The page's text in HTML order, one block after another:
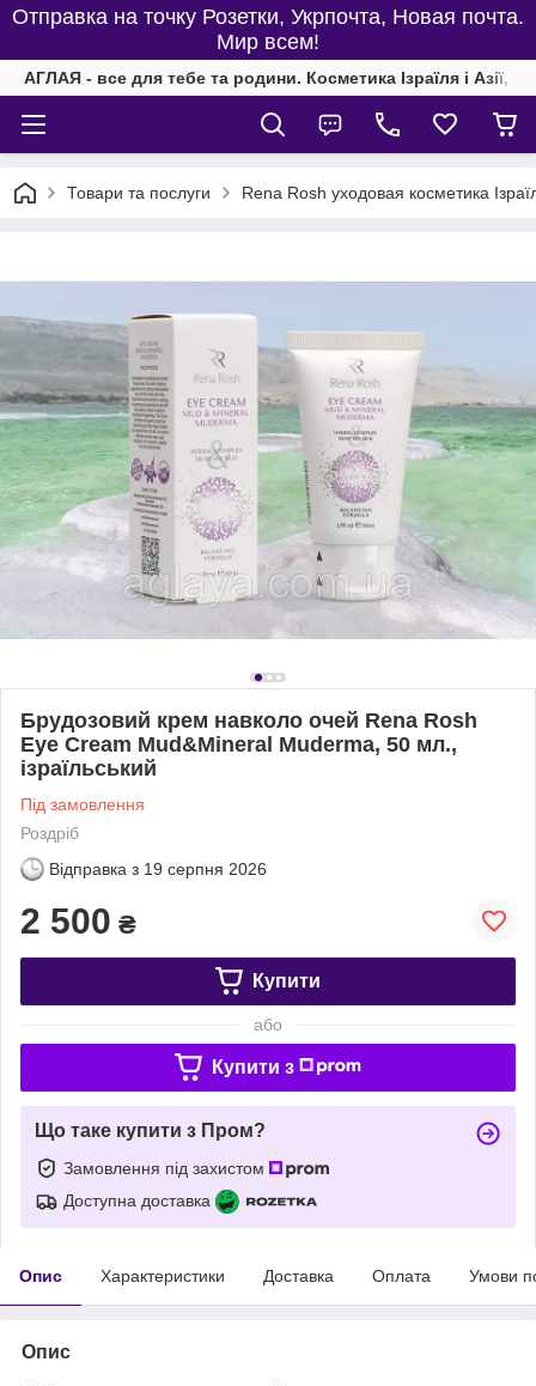
Отправка на точку Розетки, Укрпочта, Новая почта.
Мир всем!
АГЛАЯ - все для тебе та родини. Косметика Ізраїля і Азії,
Товари та послуги Rena Rosh уходовая косметика
Брудозовий крем навколо очей Rena Rosh
Eye Cream Mud&Mineral Muderma, 50 мл.,
ізраїльський
Під замовлення
Роздріб
Відправка з 19 серпня 2026
2 500 ₴
Купити
або
Купити з
Що таке купити з Пром?
Замовлення під захистом
Доступна доставка
Опис Характеристики Доставка Оплата Умови
Опис